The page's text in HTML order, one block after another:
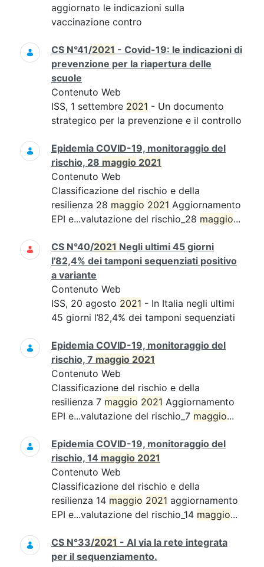
aggiornato le indicazioni sulla
vaccinazione contro
CS N°41/2021 - Covid-19: le indicazioni di
prevenzione per la riapertura delle
scuole
Contenuto Web
ISS, 1 settembre 2021 - Un documento
strategico per la prevenzione e il controllo
Epidemia COVID-19, monitoraggio del
rischio, 28 maggio 2021
Contenuto Web
Classificazione del rischio e della
resilienza 28 maggio 2021 Aggiornamento
EPI e...valutazione del rischio_28 maggio...
CS N°40/2021 Negli ultimi 45 giorni
l’82,4% dei tamponi sequenziati positivo
a variante
Contenuto Web
ISS, 20 agosto 2021 - In Italia negli ultimi
45 giorni l’82,4% dei tamponi sequenziati
Epidemia COVID-19, monitoraggio del
rischio, 7 maggio 2021
Contenuto Web
Classificazione del rischio e della
resilienza 7 maggio 2021 Aggiornamento
EPI e...valutazione del rischio_7 maggio...
Epidemia COVID-19, monitoraggio del
rischio, 14 maggio 2021
Contenuto Web
Classificazione del rischio e della
resilienza 14 maggio 2021 aggiornamento
EPI e...valutazione del rischio_14 maggio...
CS N°33/2021 - Al via la rete integrata
per il sequenziamento.